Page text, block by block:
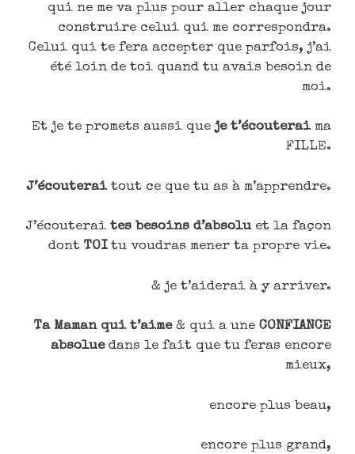
qui ne me va plus pour aller chaque jour
construire celui qui me correspondra.
Celui qui te fera accepter que parfois, j’ai
été loin de toi quand tu avais besoin de
moi.
Et je te promets aussi queje t’écouteraima
FILLE.
J’écouteraitout ce que tu as à m’apprendre.
J’écouterai tes besoins d’absoluet la façon
dont TOItu voudras mener ta propre vie.
& je t’aiderai à y arriver.
Ta Maman qui t’aime& qui a une CONFIANCE
absoluedans le fait que tu feras encore
mieux,
encore plus beau,
encore plus grand,